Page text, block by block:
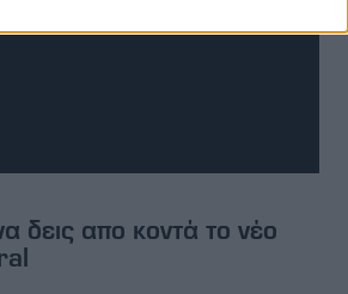
δεις απο κοντά το νέο